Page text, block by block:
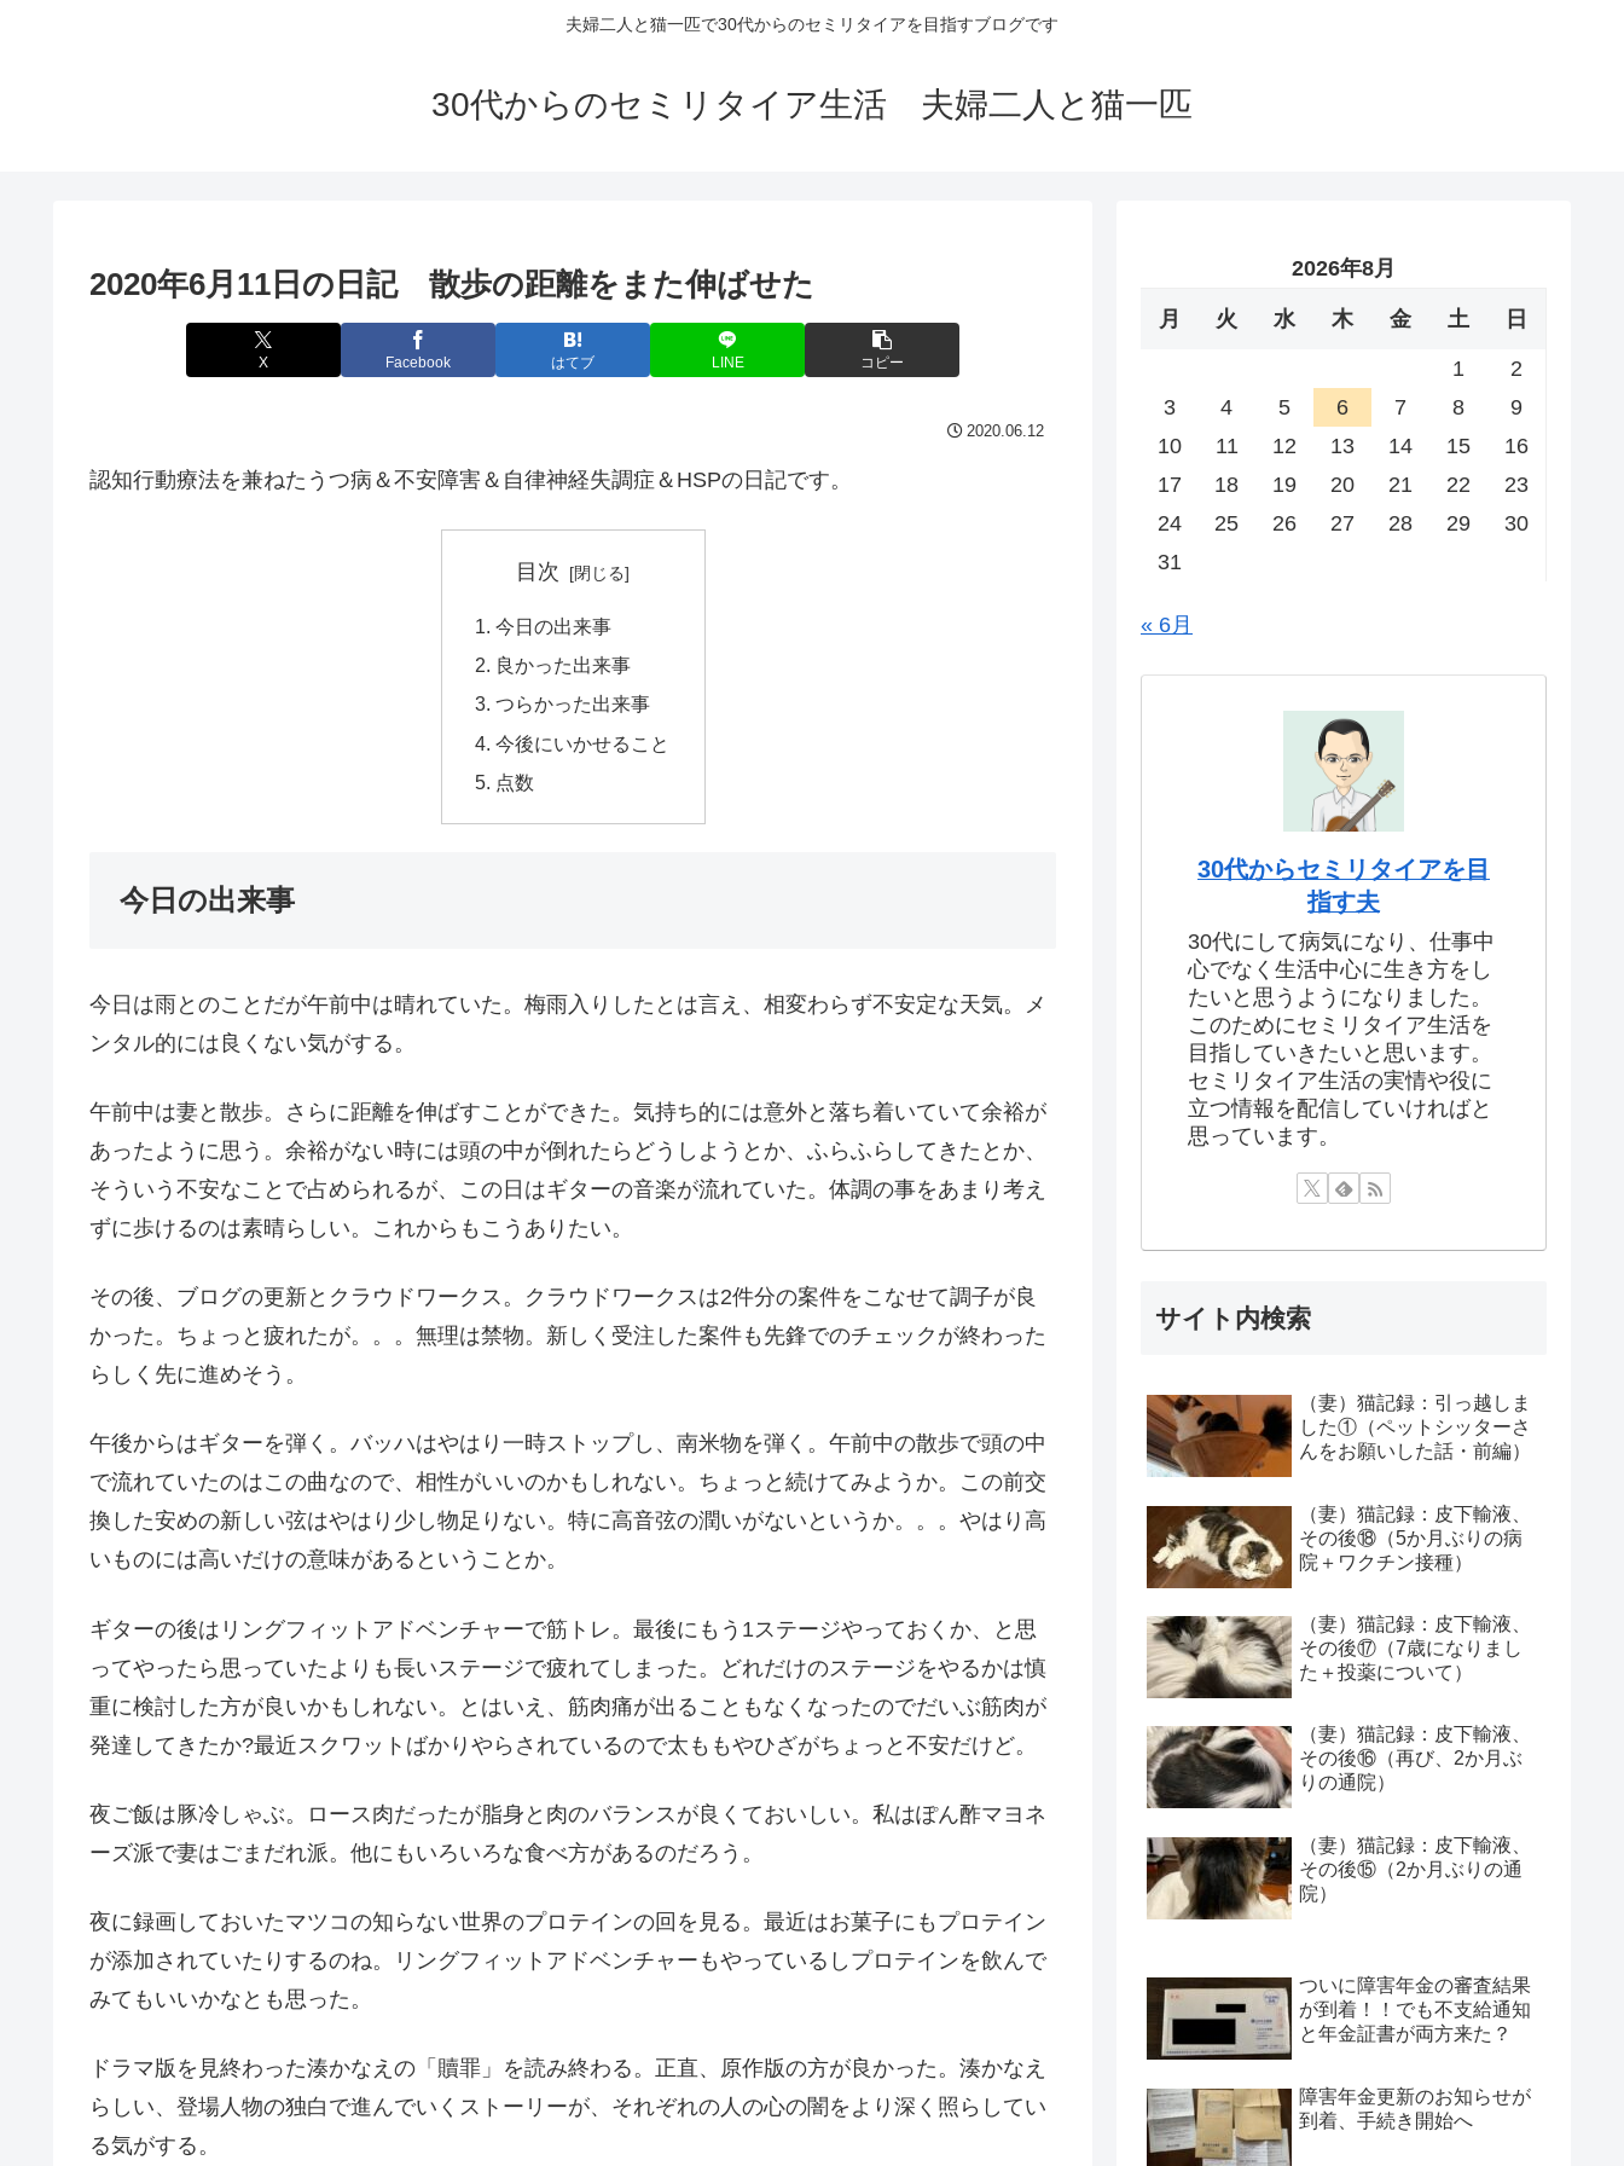
夫婦二人と猫一匹で30代からのセミリタイアを目指すブログです
30代からのセミリタイア生活 夫婦二人と猫一匹
2020年6月11日の日記 散歩の距離をまた伸ばせた
X Facebook はてブ LINE コピー
2020.06.12
認知行動療法を兼ねたうつ病＆不安障害＆自律神経失調症＆HSPの日記です。
目次
今日の出来事
良かった出来事
つらかった出来事
今後にいかせること
点数
今日の出来事
今日は雨とのことだが午前中は晴れていた。梅雨入りしたとは言え、相変わらず不安定な天気。メ
ンタル的には良くない気がする。
午前中は妻と散歩。さらに距離を伸ばすことができた。気持ち的には意外と落ち着いていて余裕が
あったように思う。余裕がない時には頭の中が倒れたらどうしようとか、ふらふらしてきたとか、
そういう不安なことで占められるが、この日はギターの音楽が流れていた。体調の事をあまり考え
ずに歩けるのは素晴らしい。これからもこうありたい。
その後、ブログの更新とクラウドワークス。クラウドワークスは2件分の案件をこなせて調子が良
かった。ちょっと疲れたが。。。無理は禁物。新しく受注した案件も先鋒でのチェックが終わった
らしく先に進めそう。
午後からはギターを弾く。バッハはやはり一時ストップし、南米物を弾く。午前中の散歩で頭の中
で流れていたのはこの曲なので、相性がいいのかもしれない。ちょっと続けてみようか。この前交
換した安めの新しい弦はやはり少し物足りない。特に高音弦の潤いがないというか。。。やはり高
いものには高いだけの意味があるということか。
ギターの後はリングフィットアドベンチャーで筋トレ。最後にもう1ステージやっておくか、と思
ってやったら思っていたよりも長いステージで疲れてしまった。どれだけのステージをやるかは慎
重に検討した方が良いかもしれない。とはいえ、筋肉痛が出ることもなくなったのでだいぶ筋肉が
発達してきたか?最近スクワットばかりやらされているので太ももやひざがちょっと不安だけど。
夜ご飯は豚冷しゃぶ。ロース肉だったが脂身と肉のバランスが良くておいしい。私はぽん酢マヨネ
ーズ派で妻はごまだれ派。他にもいろいろな食べ方があるのだろう。
夜に録画しておいたマツコの知らない世界のプロテインの回を見る。最近はお菓子にもプロテイン
が添加されていたりするのね。リングフィットアドベンチャーもやっているしプロテインを飲んで
みてもいいかなとも思った。
ドラマ版を見終わった湊かなえの「贖罪」を読み終わる。正直、原作版の方が良かった。湊かなえ
らしい、登場人物の独白で進んでいくストーリーが、それぞれの人の心の闇をより深く照らしてい
る気がする。
2026年8月
月 火 水 木 金 土 日
1
2
3
4 5 6 7 8
9
10
11 12 13 14 15
16
17
18 19 20 21 22
23
24
25 26 27 28 29
30
31
« 6月
30代からセミリタイアを目
指す夫
30代にして病気になり、仕事中
心でなく生活中心に生き方をし
たいと思うようになりました。
このためにセミリタイア生活を
目指していきたいと思います。
セミリタイア生活の実情や役に
立つ情報を配信していければと
思っています。
サイト内検索
（妻）猫記録：引っ越しま
した①（ペットシッターさ
んをお願いした話・前編）
（妻）猫記録：皮下輸液、
その後⑱（5か月ぶりの病
院＋ワクチン接種）
（妻）猫記録：皮下輸液、
その後⑰（7歳になりまし
た＋投薬について）
（妻）猫記録：皮下輸液、
その後⑯（再び、2か月ぶ
りの通院）
（妻）猫記録：皮下輸液、
その後⑮（2か月ぶりの通
院）
ついに障害年金の審査結果
が到着！！でも不支給通知
と年金証書が両方来た？
障害年金更新のお知らせが
到着、手続き開始へ